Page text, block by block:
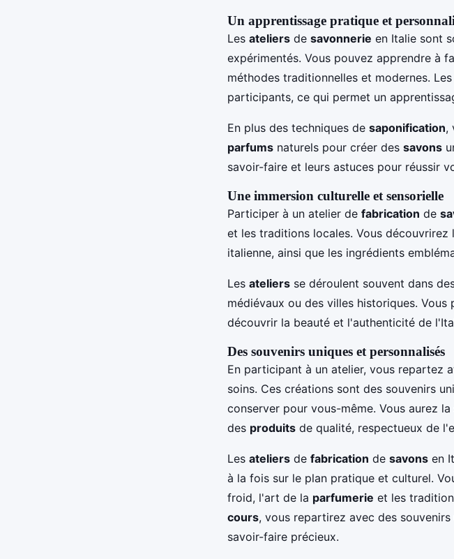
Un apprentissage pratique et
Les ateliers de savonnerie en Italie sont
expérimentés. Vous pouvez apprendre à
méthodes traditionnelles et modernes. Les
participants, ce qui permet un
En plus des techniques de saponification,
parfums naturels pour créer des savons
savoir-faire et leurs astuces pour réussir
Une immersion culturelle et sensorielle
Participer à un atelier de fabrication de
et les traditions locales. Vous découvrirez
italienne, ainsi que les ingrédients
Les ateliers se déroulent souvent dans
médiévaux ou des villes historiques.
découvrir la beauté et l'authenticité de
Des souvenirs uniques et personnalisés
En participant à un atelier, vous repartez
soins. Ces créations sont des souvenirs
conserver pour vous-même. Vous aurez
des produits de qualité, respectueux de
Les ateliers de fabrication de savons en
à la fois sur le plan pratique et culturel.
froid, l'art de la parfumerie et les
cours, vous repartirez avec des
savoir-faire précieux.